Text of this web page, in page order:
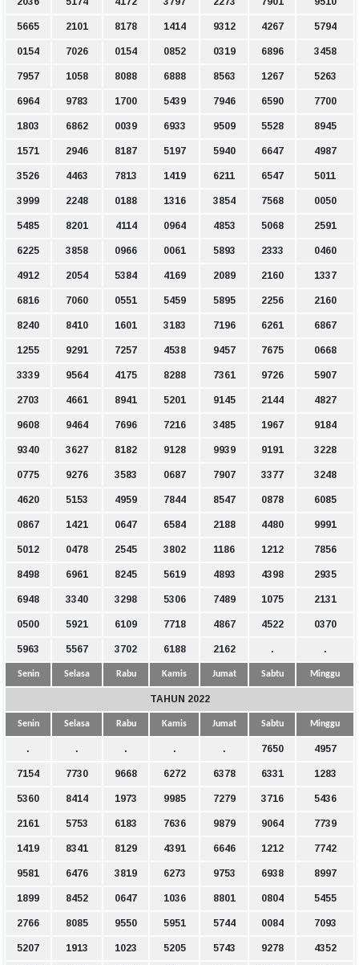
5665 2101 8178 1414 9312 4267 5794
0154 7026 0154 0852 0319 6896 3458
7957 1058 8088 6888 8563 1267 5263
6964 9783 1700 5439 7946 6590 7700
1803 6862 0039 6933 9509 5528 8945
1571 2946 8187 5197 5940 6647 4987
3526 4463 7813 1419 6211 6547 5011
3999 2248 0188 1316 3854 7568 0050
5485 8201 4114 0964 4853 5068 2591
6225 3858 0966 0061 5893 2333 0460
4912 2054 5384 4169 2089 2160 1337
6816 7060 0551 5459 5895 2256 2160
8240 8410 1601 3183 7196 6261 6867
1255 9291 7257 4538 9457 7675 0668
3339 9564 4175 8288 7361 9726 5907
2703 4661 8941 5201 9145 2144 4827
9608 9464 7696 7216 3485 1967 9184
9340 3627 8182 9128 9939 9191 3228
0775 9276 3583 0687 7907 3377 3248
4620 5153 4959 7844 8547 0878 6085
0867 1421 0647 6584 2188 4480 9991
5012 0478 2545 3802 1186 1212 7856
8498 6961 8245 5619 4893 4398 2935
6948 3340 3298 5306 7489 1075 2131
0500 5921 6109 7718 4867 4522 0370
5963 5567 3702 6188 2162 . .
Senin Selasa Rabu Kamis Jumat Sabtu Minggu
TAHUN 2022
Senin Selasa Rabu Kamis Jumat Sabtu Minggu
. . . . . 7650 4957
7154 7730 9668 6272 6378 6331 1283
5360 8414 1973 9985 7279 3716 5436
2161 5753 6183 7636 9879 9064 7739
1419 8341 8129 4391 6646 1212 7742
9581 6476 3819 6273 9753 6938 8997
1899 8452 0647 1036 8801 0804 5455
2766 8085 9550 5951 5744 0084 7093
5207 1913 1023 5205 5743 9278 4352